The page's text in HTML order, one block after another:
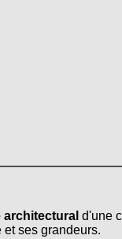
d'une
ses grandeurs.